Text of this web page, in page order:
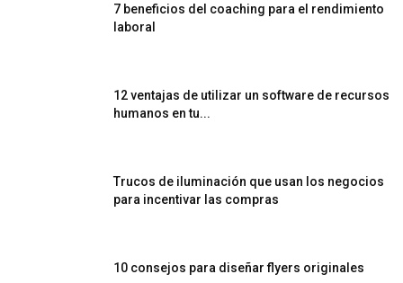
7 beneficios del coaching para el rendimiento
laboral
12 ventajas de utilizar un software de recursos
humanos en tu...
Trucos de iluminación que usan los negocios
para incentivar las compras
10 consejos para diseñar flyers originales